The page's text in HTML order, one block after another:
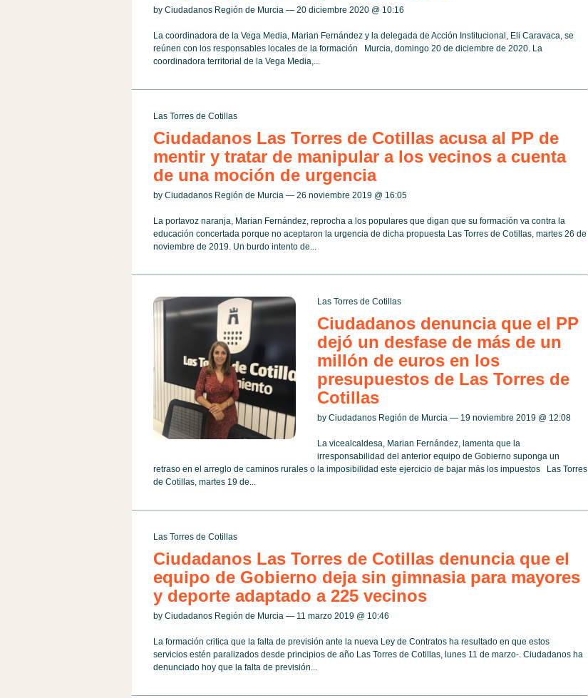
by Ciudadanos Región de Murcia — 20 diciembre 2020 @ 10:16
La coordinadora de la Vega Media, Marian Fernández y la delegada de Acción Institucional, Eli Caravaca, se
reúnen con los responsables locales de la formación Murcia, domingo 20 de diciembre de 2020. La
coordinadora territorial de la Vega Media,...
Las Torres de Cotillas
Ciudadanos Las Torres de Cotillas acusa al PP de
mentir y tratar de manipular a los vecinos a cuenta
de una moción de urgencia
by Ciudadanos Región de Murcia — 26 noviembre 2019 @ 16:05
La portavoz naranja, Marian Fernández, reprocha a los populares que digan que su formación va contra la
educación concertada porque no aceptaron la urgencia de dicha propuesta Las Torres de Cotillas, martes 26 de
noviembre de 2019. Un burdo intento de...
Las Torres de Cotillas
Ciudadanos denuncia que el PP
dejó un desfase de más de un
millón de euros en los
presupuestos de Las Torres de
Cotillas
by Ciudadanos Región de Murcia — 19 noviembre 2019 @ 12:08
La vicealcaldesa, Marian Fernández, lamenta que la
irresponsabilidad del anterior equipo de Gobierno suponga un
retraso en el arreglo de caminos rurales o la imposibilidad este ejercicio de bajar más los impuestos Las Torres
de Cotillas, martes 19 de...
Las Torres de Cotillas
Ciudadanos Las Torres de Cotillas denuncia que el
equipo de Gobierno deja sin gimnasia para mayores
y deporte adaptado a 225 vecinos
by Ciudadanos Región de Murcia — 11 marzo 2019 @ 10:46
La formación critica que la falta de previsión ante la nueva Ley de Contratos ha resultado en que estos
servicios estén paralizados desde principios de año Las Torres de Cotillas, lunes 11 de marzo-. Ciudadanos ha
denunciado hoy que la falta de previsión...